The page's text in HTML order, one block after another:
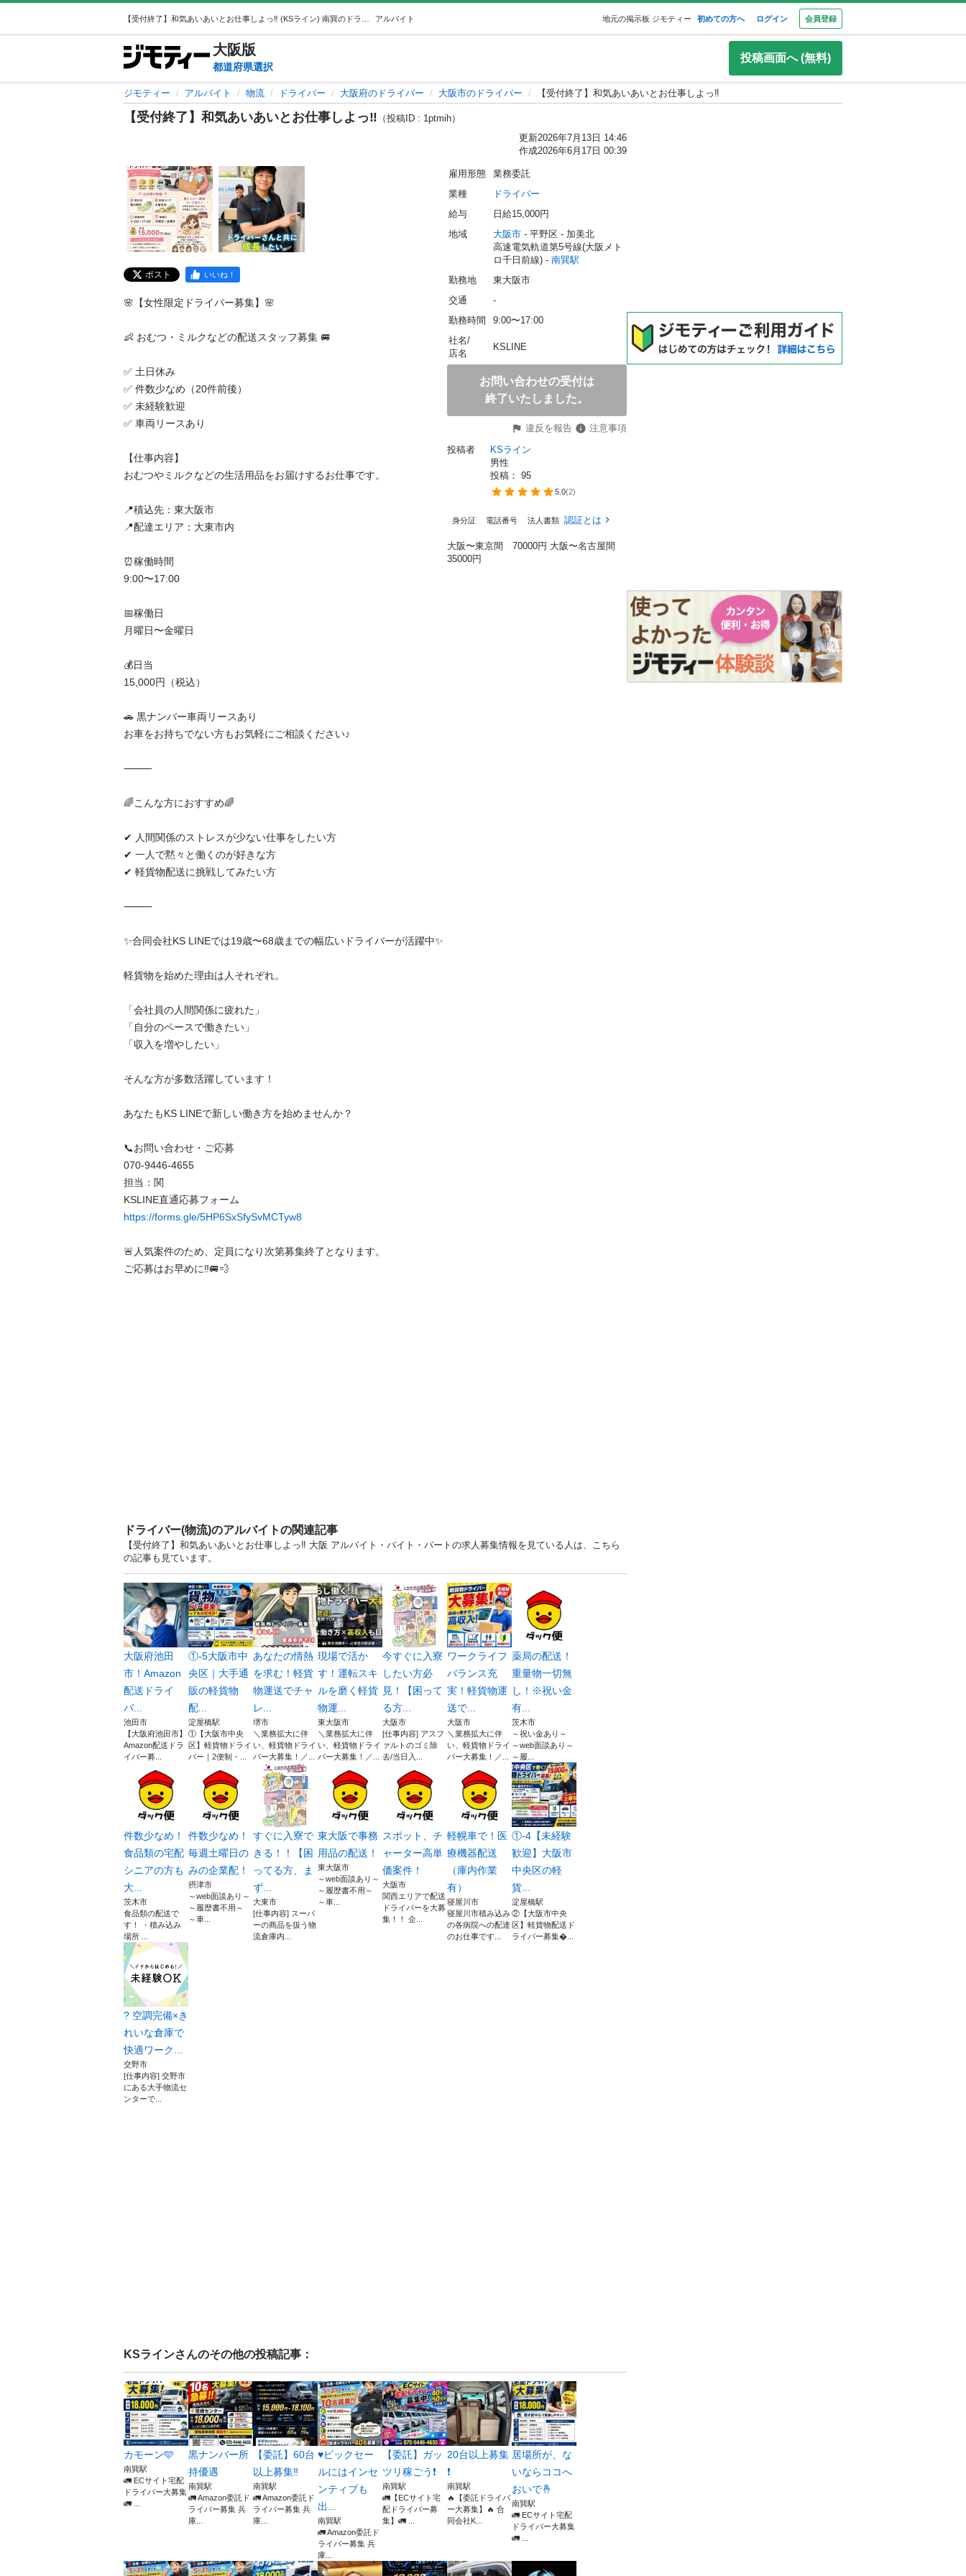
アルバイト 地元の掲示板 ジモティー 初めての方へ ログイン 会員登録
大阪版
都道府県選択
投稿画面へ (無料)
ジモティー アルバイト 物流 ドライバー 大阪府のドライバー 大阪市のドライバー 【受付終了】和気あいあいとお仕事しよっ‼️
【受付終了】和気あいあいとお仕事しよっ‼️ （投稿ID : 1ptmih）
更新2026年7月13日 14:46
作成2026年6月17日 00:39
ポスト いいね！
🌸【女性限定ドライバー募集】🌸
👶 おむつ・ミルクなどの配送スタッフ募集 🚐
✅ 土日休み
✅ 件数少なめ（20件前後）
✅ 未経験歓迎
✅ 車両リースあり
【仕事内容】
おむつやミルクなどの生活用品をお届けするお仕事です。
📍積込先：東大阪市
📍配達エリア：大東市内
⏰稼働時間
9:00〜17:00
📅稼働日
月曜日〜金曜日
💰日当
15,000円（税込）
🚗 黒ナンバー車両リースあり
お車をお持ちでない方もお気軽にご相談ください♪
⸻
🌈こんな方におすすめ🌈
✔ 人間関係のストレスが少ない仕事をしたい方
✔ 一人で黙々と働くのが好きな方
✔ 軽貨物配送に挑戦してみたい方
⸻
✨合同会社KS LINEでは19歳〜68歳までの幅広いドライバーが活躍中✨
軽貨物を始めた理由は人それぞれ。
「会社員の人間関係に疲れた」
「自分のペースで働きたい」
「収入を増やしたい」
そんな方が多数活躍しています！
あなたもKS LINEで新しい働き方を始めませんか？
📞お問い合わせ・ご応募
070-9446-4655
担当：関
https://forms.gle/5HP6SxSfySvMCTyw8
🚨人気案件のため、定員になり次第募集終了となります。
ご応募はお早めに‼️🚐💨
雇用形態
業務委託
業種
ドライバー
給与
日給15,000円
地域
大阪市 - 平野区 - 加美北
高速電気軌道第5号線(大阪メト
ロ千日前線) - 南巽駅
勤務地
東大阪市
交通
-
勤務時間
9:00〜17:00
社名/
店名
KSLINE
お問い合わせの受付は
終了いたしました。
違反を報告
注意事項
投稿者
KSライン
男性
投稿： 95
5.0(2)
身分証 電話番号 法人書類 認証とは
大阪〜東京間 70000円 大阪〜名古屋間
35000円
ドライバー(物流)のアルバイトの関連記事
【受付終了】和気あいあいとお仕事しよっ‼️ 大阪 アルバイト・バイト・パートの求人募集情報を見ている人は、こちら
の記事も見ています。
大阪府池田
市！Amazon
配送ドライ
バ...
池田市
【大阪府池田市】
Amazon配送ドラ
イバー募...
①-5大阪市中
央区｜大手通
販の軽貨物
配...
淀屋橋駅
①【大阪市中央
区】軽貨物ドライ
バー｜2便制・...
あなたの情熱
を求む！軽貨
物運送でチャ
レ...
堺市
＼業務拡大に伴
い、軽貨物ドライ
バー大募集！／...
現場で活か
す！運転スキ
ルを磨く軽貨
物運...
東大阪市
＼業務拡大に伴
い、軽貨物ドライ
バー大募集！／...
今すぐに入寮
したい方必
見！【困って
る方...
大阪市
[仕事内容] アスフ
ァルトのゴミ除
去/当日入...
ワークライフ
バランス充
実！軽貨物運
送で...
大阪市
＼業務拡大に伴
い、軽貨物ドライ
バー大募集！／...
薬局の配送！
重量物一切無
し！※祝い金
有...
茨木市
～祝い金あり～
～web面談あり～
～履...
件数少なめ！
食品類の宅配
シニアの方も
大...
茨木市
食品類の配送で
す！ ・積み込み
場所 ...
件数少なめ！
毎週土曜日の
みの企業配！
摂津市
～web面談あり～
～履歴書不用～
～車...
すぐに入寮で
きる！！【困
ってる方、ま
ず...
大東市
[仕事内容] スーパ
ーの商品を扱う物
流倉庫内...
東大阪で事務
用品の配送！
東大阪市
～web面談あり～
～履歴書不用～
～車...
スポット、チ
ャーター高単
価案件！
大阪市
関西エリアで配送
ドライバーを大募
集！！ 企...
軽幌車で！医
療機器配送
（庫内作業
有）
寝屋川市
寝屋川市積み込み
の各病院への配達
のお仕事です...
①-4【未経験
歓迎】大阪市
中央区の軽
貨...
淀屋橋駅
②【大阪市中央
区】軽貨物配送ド
ライバー募集...
? 空調完備×き
れいな倉庫で
快適ワーク...
交野市
[仕事内容] 交野市
にある大手物流セ
ンターで...
KSラインさんのその他の投稿記事：
カモーン🩵
南巽駅
🚛 ECサイト宅配
ドライバー大募集
🚛 ...
黒ナンバー所
持優遇
南巽駅
🚛 Amazon委託ド
ライバー募集 兵
庫...
【委託】60台
以上募集‼️
南巽駅
🚛 Amazon委託ド
ライバー募集 兵
庫...
♥️ビックセー
ルにはインセ
ンティブも
出...
南巽駅
🚛 Amazon委託ド
ライバー募集 兵
庫...
【委託】ガッ
ツリ稼ごう❗️
南巽駅
🚛【ECサイト宅
配ドライバー募
集】🚛 ...
20台以上募集
❗️
南巽駅
🔥【委託ドライバ
ー大募集】🔥 合
同会社K...
居場所が、な
いならココへ
おいで🤞
南巽駅
🚛 ECサイト宅配
ドライバー大募集
🚛 ...